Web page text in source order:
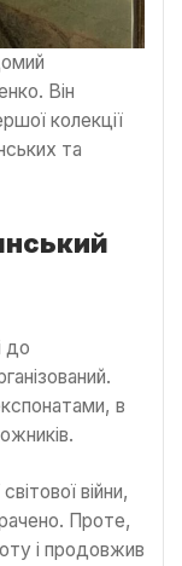
Він
колекції
та
до
в
війни,
Проте,
і продовжив